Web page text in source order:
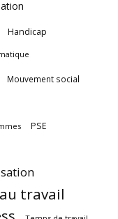
Handicap
Mouvement social
PSE
travail